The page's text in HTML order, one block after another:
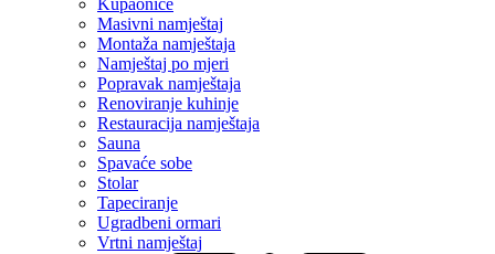
Kupaonice
Masivni namještaj
Montaža namještaja
Namještaj po mjeri
Popravak namještaja
Renoviranje kuhinje
Restauracija namještaja
Sauna
Spavaće sobe
Stolar
Tapeciranje
Ugradbeni ormari
Vrtni namještaj